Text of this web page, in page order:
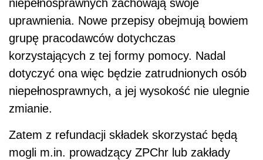
niepełnosprawnych zachowają swoje
uprawnienia. Nowe przepisy obejmują bowiem
grupę pracodawców dotychczas
korzystających z tej formy pomocy. Nadal
dotyczyć ona więc będzie zatrudnionych osób
niepełnosprawnych, a jej wysokość nie ulegnie
zmianie.
Zatem z refundacji składek skorzystać będą
mogli m.in. prowadzący ZPChr lub zakłady